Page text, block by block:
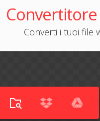
Convertitore
Converti i tuoi file